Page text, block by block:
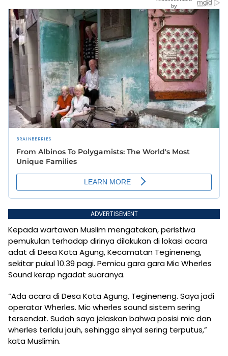
ADVERTISEMENT
Kepada wartawan Muslim mengatakan, peristiwa
pemukulan terhadap dirinya dilakukan di lokasi acara
adat di Desa Kota Agung, Kecamatan Tegineneng,
sekitar pukul 10.39 pagi. Pemicu gara gara Mic Wherles
Sound kerap ngadat suaranya.
“Ada acara di Desa Kota Agung, Tegineneng. Saya jadi
operator Wherles. Mic wherles sound sistem sering
tersendat. Sudah saya jelaskan bahwa posisi mic dan
wherles terlalu jauh, sehingga sinyal sering terputus,”
kata Muslimin.